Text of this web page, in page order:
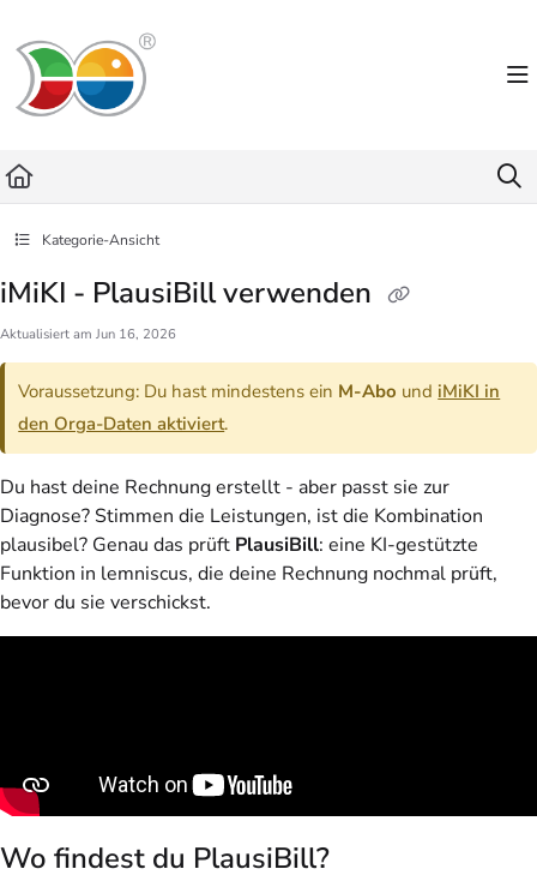
Fetch the complete documentation index at:
Use this file to discover all available pages before exploring further.
Kategorie-Ansicht
iMiKI - PlausiBill verwenden
Aktualisiert am Jun 16, 2026
Voraussetzung: Du hast mindestens ein M-Abo und iMiKI in
den Orga-Daten aktiviert.
Du hast deine Rechnung erstellt - aber passt sie zur
Diagnose? Stimmen die Leistungen, ist die Kombination
plausibel? Genau das prüft PlausiBill: eine KI-gestützte
Funktion in lemniscus, die deine Rechnung nochmal prüft,
bevor du sie verschickst.
Wo findest du PlausiBill?